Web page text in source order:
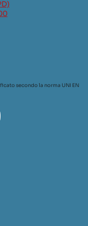
secondo la norma UNI EN